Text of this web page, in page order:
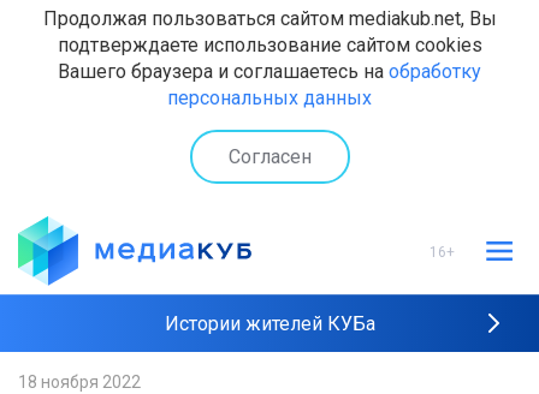
Продолжая пользоваться сайтом mediakub.net, Вы
подтверждаете использование сайтом cookies
Вашего браузера и соглашаетесь на обработку
персональных данных
Согласен
16+
Истории жителей КУБа
18 ноября 2022